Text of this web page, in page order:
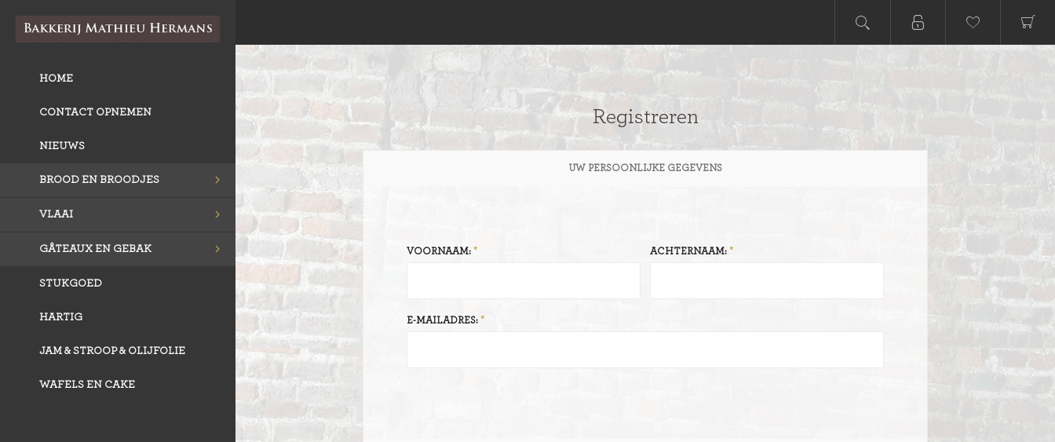
HOME
CONTACT OPNEMEN
NIEUWS
BROOD EN BROODJES
VLAAI
GÂTEAUX EN GEBAK
STUKGOED
HARTIG
JAM & STROOP & OLIJFOLIE
WAFELS EN CAKE
Registreren
UW PERSOONLIJKE GEGEVENS
VOORNAAM: ACHTERNAAM:
E-MAILADRES: